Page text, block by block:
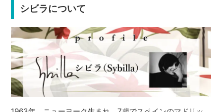
シビラについて